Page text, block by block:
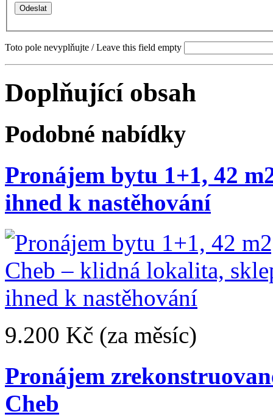
Toto pole nevyplňujte / Leave this field empty
Doplňující obsah
Podobné nabídky
Pronájem bytu 1+1, 42
ihned k nastěhování
9.200 Kč (za měsíc)
Pronájem
Cheb